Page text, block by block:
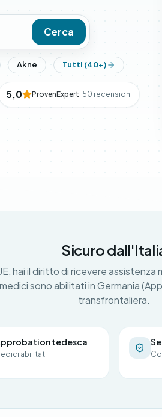
Cerca
Akne Tutti (40+)
5,0 ProvenExpert· 50 recensioni
Sicuro
hai il diritto di ricevere
sono abilitati in Germania
transfrontaliera.
tedesca
abilitati